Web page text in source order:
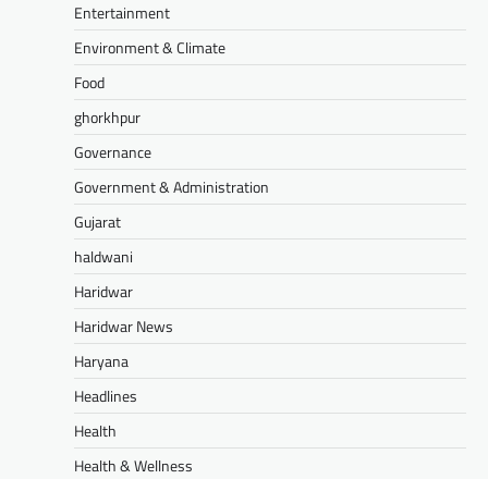
Entertainment
Environment & Climate
Food
ghorkhpur
Governance
Government & Administration
Gujarat
haldwani
Haridwar
Haridwar News
Haryana
Headlines
Health
Health & Wellness